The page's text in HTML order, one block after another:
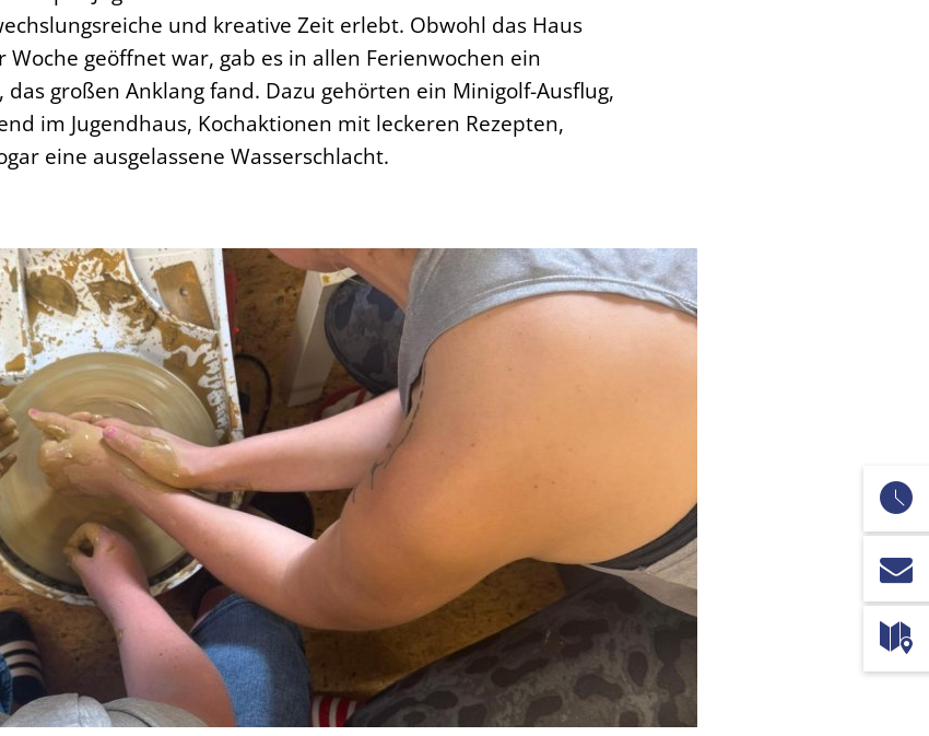
und kreative Zeit erlebt. Obwohl das Haus
geöffnet war, gab es in allen Ferienwochen ein
großen Anklang fand. Dazu gehörten ein Minigolf-Ausflug,
im Jugendhaus, Kochaktionen mit leckeren Rezepten,
eine ausgelassene Wasserschlacht.